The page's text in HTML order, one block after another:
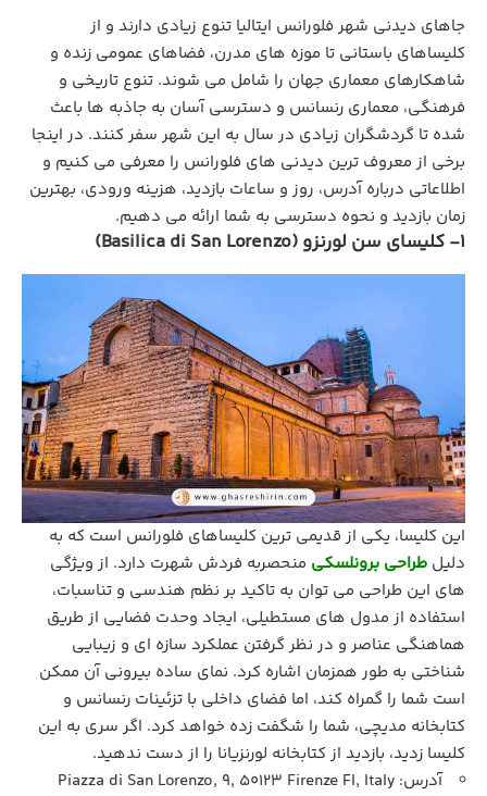
جاهای دیدنی شهر فلورانس ایتالیا تنوع زیادی دارند و از
کلیساهای باستانی تا موزه های مدرن، فضاهای عمومی زنده و
شاهکارهای معماری جهان را شامل می شوند. تنوع تاریخی و
فرهنگی، معماری رنسانس و دسترسی آسان به جاذبه ها باعث
شده تا گردشگران زیادی در سال به این شهر سفر کنند. در اینجا
برخی از معروف ترین دیدنی های فلورانس را معرفی می کنیم و
اطلاعاتی درباره آدرس، روز و ساعات بازدید، هزینه ورودی، بهترین
زمان بازدید و نحوه دسترسی به شما ارائه می دهیم.
1- کلیسای سن لورنزو (Basilica di San Lorenzo)
این کلیسا، یکی از قدیمی‌ ترین کلیساهای فلورانس است که به
دلیل طراحی برونلسکی منحصربه فردش شهرت دارد. از ویژگی
های این طراحی می توان به تاکید بر نظم هندسی و تناسبات،
استفاده از مدول‌ های مستطیلی، ایجاد وحدت فضایی از طریق
هماهنگی عناصر و در نظر گرفتن عملکرد سازه‌ ای و زیبایی‌
شناختی به طور همزمان اشاره کرد. نمای ساده بیرونی آن ممکن
است شما را گمراه کند، اما فضای داخلی با تزئینات رنسانس و
کتابخانه مدیچی، شما را شگفت‌ زده خواهد کرد. اگر سری به این
کلیسا زدید، بازدید از کتابخانه لورنزیانا را از دست ندهید.
آدرس: Piazza di San Lorenzo, 9, 50123 Firenze FI, Italy